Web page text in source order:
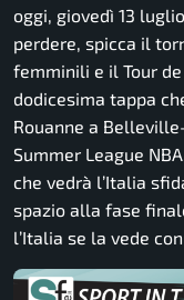
oggi, giovedì 13
perdere, spicca il
femminili e il Tour
dodicesima tappa
Rouanne a
Summer League
che vedrà l’Italia
spazio alla fase
l’Italia se la vede